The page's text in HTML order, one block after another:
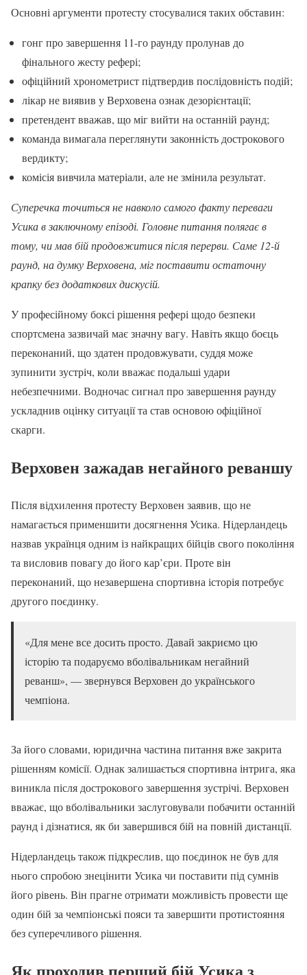
Основні аргументи протесту стосувалися таких обставин:
гонг про завершення 11-го раунду пролунав до
фінального жесту рефері;
офіційний хронометрист підтвердив послідовність подій;
лікар не виявив у Верховена ознак дезорієнтації;
претендент вважав, що міг вийти на останній раунд;
команда вимагала переглянути законність дострокового
вердикту;
комісія вивчила матеріали, але не змінила результат.
Суперечка точиться не навколо самого факту переваги
Усика в заключному епізоді. Головне питання полягає в
тому, чи мав бій продовжитися після перерви. Саме 12-й
раунд, на думку Верховена, міг поставити остаточну
крапку без додаткових дискусій.
У професійному боксі рішення рефері щодо безпеки
спортсмена зазвичай має значну вагу. Навіть якщо боєць
переконаний, що здатен продовжувати, суддя може
зупинити зустріч, коли вважає подальші удари
небезпечними. Водночас сигнал про завершення раунду
ускладнив оцінку ситуації та став основою офіційної
скарги.
Верховен зажадав негайного реваншу
Після відхилення протесту Верховен заявив, що не
намагається применшити досягнення Усика. Нідерландець
назвав українця одним із найкращих бійців свого покоління
та висловив повагу до його кар’єри. Проте він
переконаний, що незавершена спортивна історія потребує
другого поєдинку.
«Для мене все досить просто. Давай закриємо цю
історію та подаруємо вболівальникам негайний
реванш», — звернувся Верховен до українського
чемпіона.
За його словами, юридична частина питання вже закрита
рішенням комісії. Однак залишається спортивна інтрига, яка
виникла після дострокового завершення зустрічі. Верховен
вважає, що вболівальники заслуговували побачити останній
раунд і дізнатися, як би завершився бій на повній дистанції.
Нідерландець також підкреслив, що поєдинок не був для
нього спробою знецінити Усика чи поставити під сумнів
його рівень. Він прагне отримати можливість провести ще
один бій за чемпіонські пояси та завершити протистояння
без суперечливого рішення.